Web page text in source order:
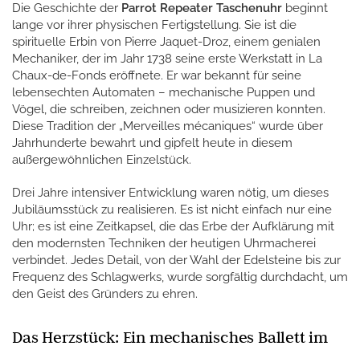
Die Geschichte der Parrot Repeater Taschenuhr beginnt
lange vor ihrer physischen Fertigstellung. Sie ist die
spirituelle Erbin von Pierre Jaquet-Droz, einem genialen
Mechaniker, der im Jahr 1738 seine erste Werkstatt in La
Chaux-de-Fonds eröffnete. Er war bekannt für seine
lebensechten Automaten – mechanische Puppen und
Vögel, die schreiben, zeichnen oder musizieren konnten.
Diese Tradition der „Merveilles mécaniques“ wurde über
Jahrhunderte bewahrt und gipfelt heute in diesem
außergewöhnlichen Einzelstück.
Drei Jahre intensiver Entwicklung waren nötig, um dieses
Jubiläumsstück zu realisieren. Es ist nicht einfach nur eine
Uhr; es ist eine Zeitkapsel, die das Erbe der Aufklärung mit
den modernsten Techniken der heutigen Uhrmacherei
verbindet. Jedes Detail, von der Wahl der Edelsteine bis zur
Frequenz des Schlagwerks, wurde sorgfältig durchdacht, um
den Geist des Gründers zu ehren.
Das Herzstück: Ein mechanisches Ballett im